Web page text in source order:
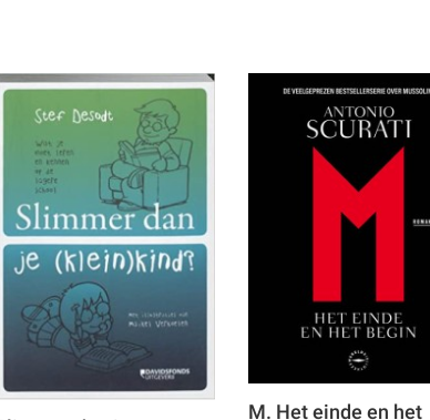
M. Het einde en het